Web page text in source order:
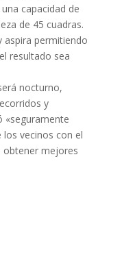
capacidad de
de 45 cuadras.
aspira permitiendo
resultado sea
nocturno,
y
«seguramente
vecinos con el
obtener mejores